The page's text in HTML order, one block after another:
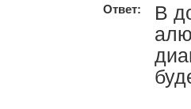
Ответ:
В